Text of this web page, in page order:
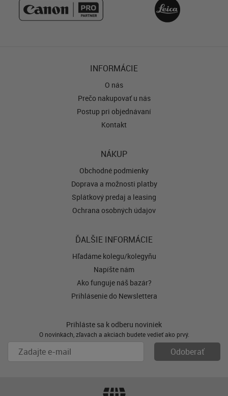
INFORMÁCIE
O nás
Prečo nakupovať u nás
Postup pri objednávaní
Kontakt
NÁKUP
Obchodné podmienky
Doprava a možnosti platby
Splátkový predaj a leasing
Ochrana osobných údajov
ĎALŠIE INFORMÁCIE
Hľadáme kolegu/kolegyňu
Napíšte nám
Ako funguje náš bazár?
Prihlásenie do Newslettera
Prihláste sa k odberu noviniek
O novinkách, zľavách a akciách budete vedieť ako prvý.